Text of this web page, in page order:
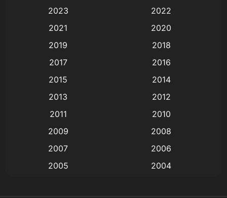
Animation การ์ตูน
Animation อนิเมะ
Animation แอนิเมชัน
(9)
Big tits (นมใหญ่)
Bitch (ผู้หญิงร่าน)
2023
2022
2021
2020
2019
2018
2017
2016
2015
2014
2013
2012
2011
2010
2009
2008
2007
2006
2005
2004